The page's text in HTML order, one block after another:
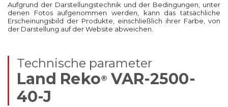
Aufgrund der Darstellungstechnik und der Bedingungen, unter
denen Fotos aufgenommen werden, kann das tatsächliche
Erscheinungsbild der Produkte, einschließlich ihrer Farbe, von
der Darstellung auf der Website abweichen.
Technische parameter
Land Reko® VAR-2500-
40-J